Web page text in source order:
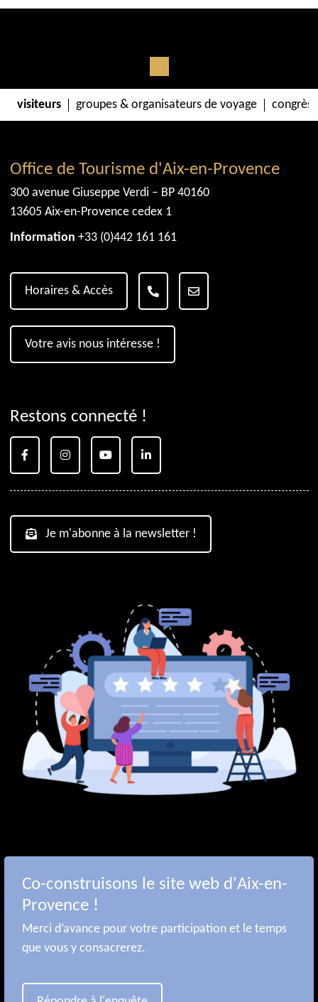
visiteurs groupes & organisateurs de voyage congrès
Office de Tourisme d'Aix-en-Provence
300 avenue Giuseppe Verdi – BP 40160
13605 Aix-en-Provence cedex 1
Information +33 (0)442 161 161
Horaires & Accès
Votre avis nous intéresse !
Restons connecté !
Je m'abonne à la newsletter !
Co-construisons le site web d'Aix-en-
Provence !
Merci d’avance pour votre participation et le temps
que vous y consacrerez.